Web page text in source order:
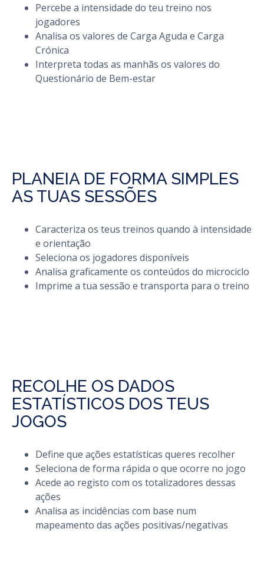
Percebe a intensidade do teu treino nos
jogadores
Analisa os valores de Carga Aguda e Carga
Crónica
Interpreta todas as manhãs os valores do
Questionário de Bem-estar
PLANEIA DE FORMA SIMPLES
AS TUAS SESSÕES
Caracteriza os teus treinos quando à intensidade
e orientação
Seleciona os jogadores disponíveis
Analisa graficamente os conteúdos do microciclo
Imprime a tua sessão e transporta para o treino
RECOLHE OS DADOS
ESTATÍSTICOS DOS TEUS
JOGOS
Define que ações estatísticas queres recolher
Seleciona de forma rápida o que ocorre no jogo
Acede ao registo com os totalizadores dessas
ações
Analisa as incidências com base num
mapeamento das ações positivas/negativas